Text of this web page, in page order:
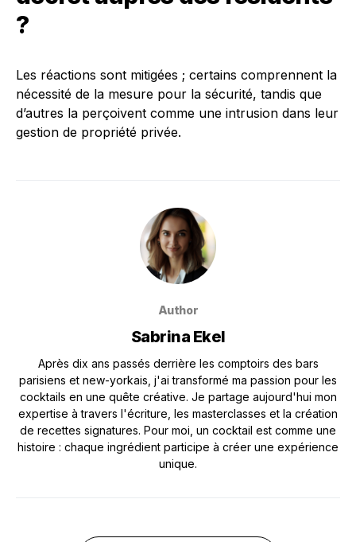
?
Les réactions sont mitigées ; certains comprennent la
nécessité de la mesure pour la sécurité, tandis que
d’autres la perçoivent comme une intrusion dans leur
gestion de propriété privée.
Author
Sabrina Ekel
Après dix ans passés derrière les comptoirs des bars
parisiens et new-yorkais, j'ai transformé ma passion pour les
cocktails en une quête créative. Je partage aujourd'hui mon
expertise à travers l'écriture, les masterclasses et la création
de recettes signatures. Pour moi, un cocktail est comme une
histoire : chaque ingrédient participe à créer une expérience
unique.